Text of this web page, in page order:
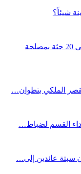
شيئاً؟
ارتفاع حصيلة ضحايا محاولة اقتحام سبتة إلى 20 جثة بمصلحة
الملكي بتطوان…
القسم لضباط…
سبتة عائدين إلى…